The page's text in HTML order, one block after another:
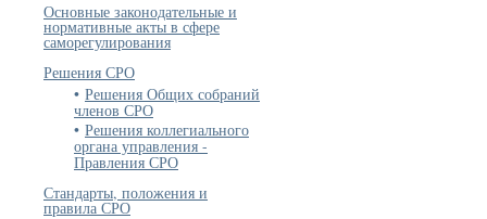
Основные законодательные и
нормативные акты в сфере
саморегулирования
Решения СРО
Решения Общих собраний
членов СРО
Решения коллегиального
органа управления -
Правления СРО
Стандарты, положения и
правила СРО